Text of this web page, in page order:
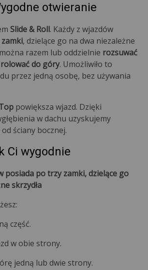
otwieranie
Slide & Roll. Każdy z wjazdów
, dzielące go na dwa niezależne
razem lub oddzielnie rozsuwać
rolować do góry. Umożliwiło to
przez jedną osobę, bez używania
powiększa wjazd. Dzięki
w dachu uzyskujemy
od ściany bocznej.
Ci wygodnie
posiada po trzy zamki, dzielące go
skrzydła
część.
w obie strony.
jedną lub dwie strony.